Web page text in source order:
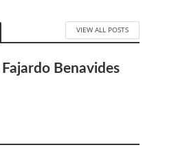
VIEW ALL POSTS
Fajardo Benavides